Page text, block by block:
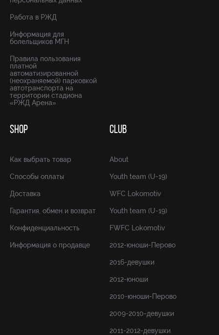
Работа в РЖД
Информация для
болельщиков МГН
Правила пользования
платной
автоматизированной
(неохраняемой) парковкой
автотранспорта на
территории стадиона
«РЖД Арена»
SHOP
Как выбрать товар
Способы оплаты
Доставка
Гарантия, обмен и возврат
Конфиденциальность
Информация о продавце
CLUB
About
Youth team (U-19)
WFC Lokomotiv
Youth team (U-19)
FWFC Lokomotiv
2012-юноши-Перово
2016-девушки
2012-юноши
2010-юноши-Перово
2009-2010-девушки
2011-2012-девушки